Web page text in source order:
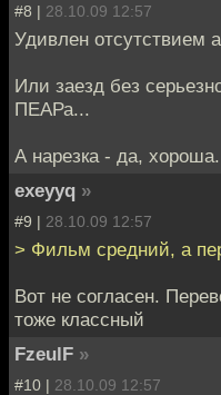
#8 | 28.10.09 12:57
Удивлен отсутствием
Или заезд без
ПЕАРа...
А нарезка - да, хороша.
exeyyq »
#9 | 28.10.09 12:57
> Фильм средний, а
Вот не согласен.
тоже классный
FzeulF »
#10 | 28.10.09 12:57